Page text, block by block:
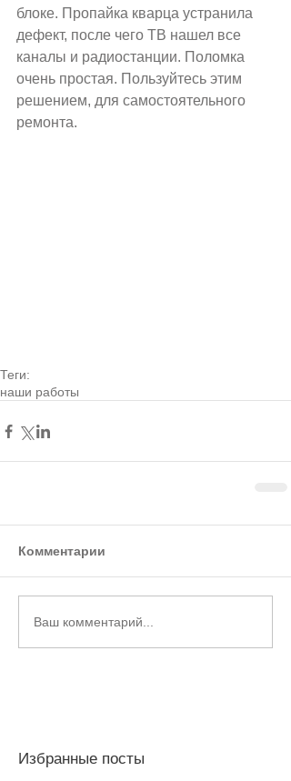
блоке. Пропайка кварца устранила
дефект, после чего ТВ нашел все
каналы и радиостанции. Поломка
очень простая. Пользуйтесь этим
решением, для самостоятельного
ремонта.
Теги:
наши работы
Комментарии
Ваш комментарий...
Избранные посты